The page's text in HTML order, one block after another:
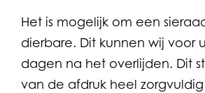
Het is mogelijk om een
dierbare. Dit kunnen wij voor
dagen na het overlijden. Dit
van de afdruk heel